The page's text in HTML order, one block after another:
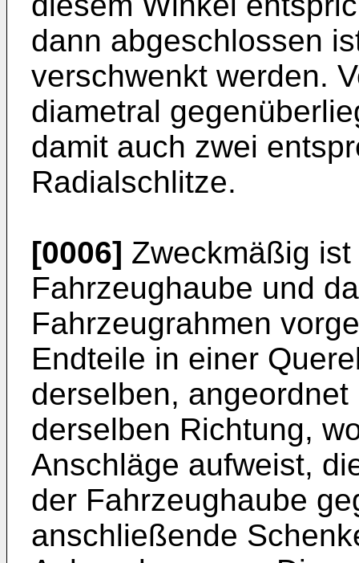
dann abgeschlossen
verschwenkt werden.
diametral
damit auch zwei
Radialschlitze.
[0006] Zweckmäßig
Fahrzeughaube und
Fahrzeugrahmen
Endteile in einer
derselben,
derselben Richtung,
Anschläge aufweist,
der Fahrzeughaube
anschließende